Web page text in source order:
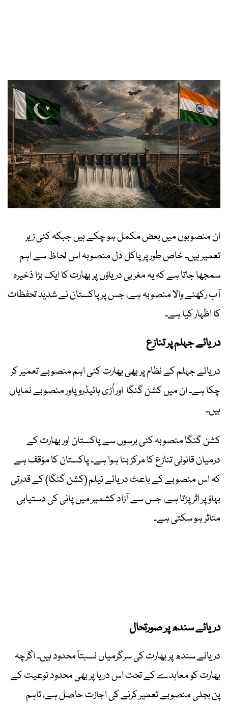
ان منصوبوں میں بعض مکمل ہو چکے ہیں جبکہ کئی زیر
تعمیر ہیں۔ خاص طور پر پاکل دل منصوبہ اس لحاظ سے اہم
سمجھا جاتا ہے کہ یہ مغربی دریاؤں پر بھارت کا ایک بڑا ذخیرہ
آب رکھنے والا منصوبہ ہے، جس پر پاکستان نے شدید تحفظات
کا اظہار کیا ہے۔
دریائے جہلم پر تنازع
دریائے جہلم کے نظام پر بھی بھارت کئی اہم منصوبے تعمیر کر
چکا ہے۔ ان میں کشن گنگا اور اُڑی ہائیڈرو پاور منصوبے نمایاں
ہیں۔
کشن گنگا منصوبہ کئی برسوں سے پاکستان اور بھارت کے
درمیان قانونی تنازع کا مرکز بنا ہوا ہے۔ پاکستان کا مؤقف ہے
کہ اس منصوبے کے باعث دریائے نیلم (کشن گنگا) کے قدرتی
بہاؤ پر اثر پڑتا ہے، جس سے آزاد کشمیر میں پانی کی دستیابی
متاثر ہو سکتی ہے۔
دریائے سندھ پر صورتحال
دریائے سندھ پر بھارت کی سرگرمیاں نسبتاً محدود ہیں۔ اگرچہ
بھارت کو معاہدے کے تحت اس دریا پر بھی محدود نوعیت کے
پن بجلی منصوبے تعمیر کرنے کی اجازت حاصل ہے، تاہم